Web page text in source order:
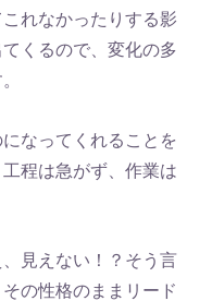
れなかったりする影
くるので、変化の多
なってくれることを
程は急がず、作業は
見えない！？そう言
の性格のままリード